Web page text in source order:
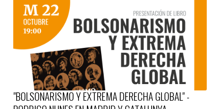
"BOLSONARISMO Y EXTREMA DERECHA GLOBAL" -